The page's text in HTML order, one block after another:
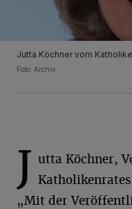
Jutta Köchner vom
Foto: Archiv
J utta Köchner,
„Mit der